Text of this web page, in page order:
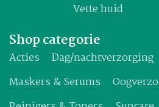
Vette huid
Shop categorie
Acties
Dag/nachtverzorging
Maskers & Serums